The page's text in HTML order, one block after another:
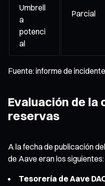
Umbrell
a
potenci
al
Parcial
Fuente: informe de
Evaluación de la
reservas
A la fecha de publicación
de Aave eran los siguientes:
Tesorería de Aave